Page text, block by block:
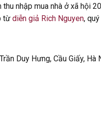
thu nhập mua nhà ở xã hội
từ diễn giả Rich Nguyen,
Duy Hưng, Cầu Giấy, Hà